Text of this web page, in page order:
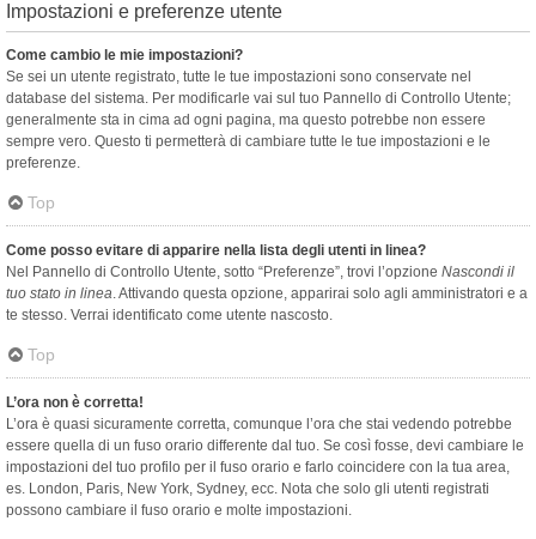
Impostazioni e preferenze utente
Come cambio le mie impostazioni?
Se sei un utente registrato, tutte le tue impostazioni sono conservate nel
database del sistema. Per modificarle vai sul tuo Pannello di Controllo Utente;
generalmente sta in cima ad ogni pagina, ma questo potrebbe non essere
sempre vero. Questo ti permetterà di cambiare tutte le tue impostazioni e le
preferenze.
Top
Come posso evitare di apparire nella lista degli utenti in linea?
Nel Pannello di Controllo Utente, sotto “Preferenze”, trovi l’opzione Nascondi il
tuo stato in linea. Attivando questa opzione, apparirai solo agli amministratori e a
te stesso. Verrai identificato come utente nascosto.
Top
L’ora non è corretta!
L’ora è quasi sicuramente corretta, comunque l’ora che stai vedendo potrebbe
essere quella di un fuso orario differente dal tuo. Se così fosse, devi cambiare le
impostazioni del tuo profilo per il fuso orario e farlo coincidere con la tua area,
es. London, Paris, New York, Sydney, ecc. Nota che solo gli utenti registrati
possono cambiare il fuso orario e molte impostazioni.